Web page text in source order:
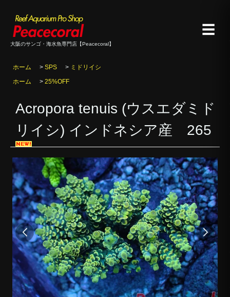
大阪のサンゴ・海水魚専門店【Peacecoral】
☰
ホーム > SPS > ミドリイシ
ホーム
> 25%OFF
Acropora tenuis (ウスエダミド
リイシ) インドネシア産 265